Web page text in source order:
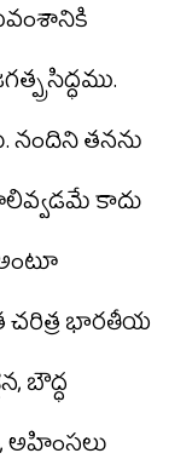
తనను
కాదు
చరిత్ర భారతీయ
బౌద్ధ
అహింసలు